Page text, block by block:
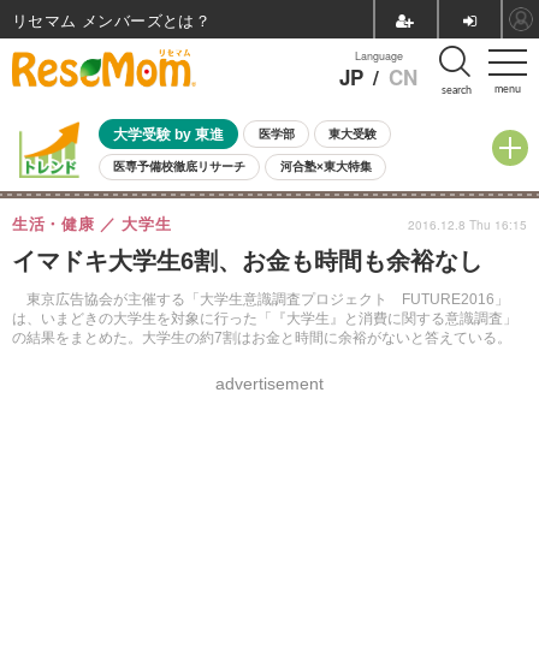
menu
Language
JP / CN search
大学受験 by 東進 医学部 東大受験
医専予備校徹底リサーチ 河合塾×東大特集
親子で考える大学選び 高校受験 中学受験 小学校受験
共通テスト 夏休み
8月開催イベント・WS 全国公立高校 過去問 人気記事
自由研究教材（小学生向け） 自由研究教材（中学生向け） ランキング
イマドキ大学生6割、お金も時間も余裕なし
東京広告協会が主催する「大学生意識調査プロジェクト FUTURE2016」
は、いまどきの大学生を対象に行った「『大学生』と消費に関する意識調査」
の結果をまとめた。大学生の約7割はお金と時間に余裕がないと答えている。
生活・健康 大学生
advertisement
2016.12.8 Thu 16:15
リセマム メンバーズ